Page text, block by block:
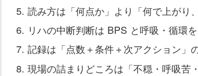
読み方は「何点か」より「何で上がり
リハの中断判断は BPS と呼吸・循環
記録は「点数＋条件＋次アクション」
現場の詰まりどころは「不穏・呼吸苦